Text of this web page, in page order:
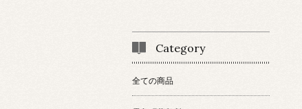
Category
全ての商品